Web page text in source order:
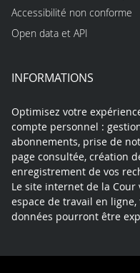
Accessibilité non conforme
Open data et API
INFORMATIONS
Optimisez votre
compte personnel :
abonnements, prise de
page consultée, création
enregistrement de vos
Le site internet de la
espace de travail en
données pourront être